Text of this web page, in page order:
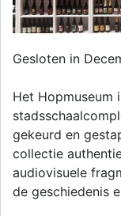
Gesloten in
Het Hopmuseum
gekeurd en
collectie
audiovisuele
de geschiedenis